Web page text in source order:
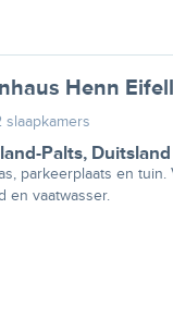
Henn
slaapkamers
Palts, Duitsland
parkeerplaats en tuin.
en vaatwasser.